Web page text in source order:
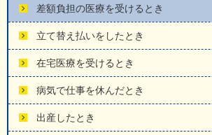
差額負担の医療を受けるとき
立て替え払いをしたとき
在宅医療を受けるとき
病気で仕事を休んだとき
出産したとき